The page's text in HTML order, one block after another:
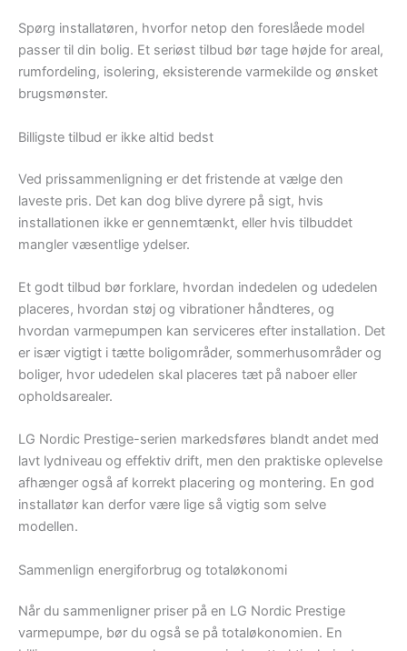
Spørg installatøren, hvorfor netop den foreslåede model
passer til din bolig. Et seriøst tilbud bør tage højde for areal,
rumfordeling, isolering, eksisterende varmekilde og ønsket
brugsmønster.
Billigste tilbud er ikke altid bedst
Ved prissammenligning er det fristende at vælge den
laveste pris. Det kan dog blive dyrere på sigt, hvis
installationen ikke er gennemtænkt, eller hvis tilbuddet
mangler væsentlige ydelser.
Et godt tilbud bør forklare, hvordan indedelen og udedelen
placeres, hvordan støj og vibrationer håndteres, og
hvordan varmepumpen kan serviceres efter installation. Det
er især vigtigt i tætte boligområder, sommerhusområder og
boliger, hvor udedelen skal placeres tæt på naboer eller
opholdsarealer.
LG Nordic Prestige-serien markedsføres blandt andet med
lavt lydniveau og effektiv drift, men den praktiske oplevelse
afhænger også af korrekt placering og montering. En god
installatør kan derfor være lige så vigtig som selve
modellen.
Sammenlign energiforbrug og totaløkonomi
Når du sammenligner priser på en LG Nordic Prestige
varmepumpe, bør du også se på totaløkonomien. En